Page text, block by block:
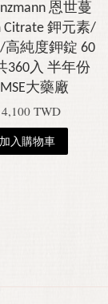
恩世蔓
Citrate 鉀元素/
純度鉀錠 60
360入 半年份
大藥廠
TWD
加入購物車